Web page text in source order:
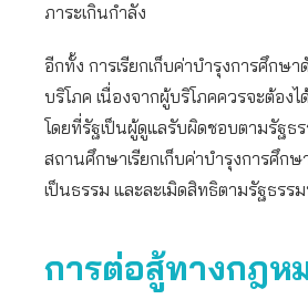
ภาระเกินกำลัง
อีกทั้ง การเรียกเก็บค่าบำรุงการศึกษ
บริโภค เนื่องจากผู้บริโภคควรจะต้อง
โดยที่รัฐเป็นผู้ดูแลรับผิดชอบตามรัฐธ
สถานศึกษาเรียกเก็บค่าบํารุงการศึกษ
เป็นธรรม และละเมิดสิทธิตามรัฐธรร
การต่อสู้ทางกฎห